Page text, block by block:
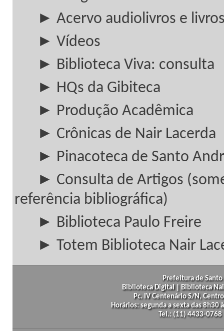
► Acervo audiolivros e
► Vídeos
► Biblioteca Viva: consulta
► HQs da Gibiteca
► Produção Acadêmica
► Crônicas de Nair Lacerda
► Pinacoteca de Santo
► Consulta de Artigos
referência bibliográfica)
► Biblioteca Paulo Freire
► Totem Biblioteca Nair
Prefeitura de
Biblioteca Digital | Biblioteca
Pc. IV Centenário S/N,
Horários: segunda a sexta das
Tel.: (11) 4433-